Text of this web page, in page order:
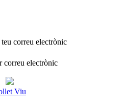
teu correu electrònic
correu electrònic